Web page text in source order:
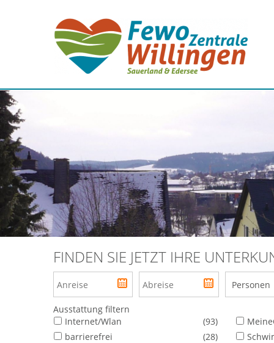
FINDEN SIE JETZT IHRE
Personen
Ausstattung filtern
Internet/Wlan
(93)
barrierefrei
(28)